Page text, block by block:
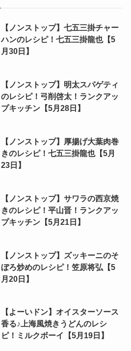
【ノンストップ】七五三掛チャー
ハンのレシピ！七五三掛龍也【5
月30日】
【ノンストップ】明太スパゲティ
のレシピ！弓削啓太！ランクアッ
プキッチン【5月28日】
【ノンストップ】厚揚げ大葉肉巻
きのレシピ！七五三掛龍也【5月
23日】
【ノンストップ】サワラの西京焼
きのレシピ！平山晋！ランクアッ
プキッチン【5月21日】
【ノンストップ】ズッキーニのそ
ぼろ炒めのレシピ！笠原将弘【5
月20日】
【よーいドン】オイスターソース
香る♪上海風焼きうどんのレシ
ピ！ミルクボーイ【5月19日】